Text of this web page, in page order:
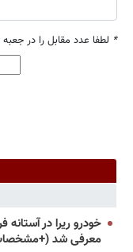
* لطفا عدد مقابل را در
خودرو ریرا در
معرفی شد (+مشخصات